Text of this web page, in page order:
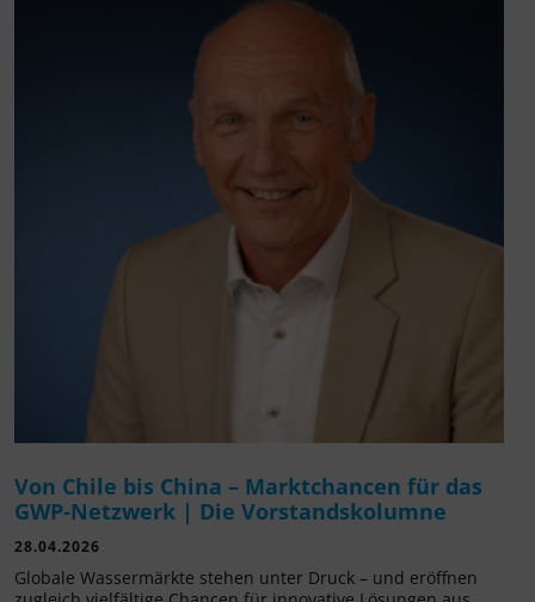
Von Chile bis China – Marktchancen für das
GWP-Netzwerk | Die Vorstandskolumne
28.04.2026
Globale Wassermärkte stehen unter Druck – und eröffnen